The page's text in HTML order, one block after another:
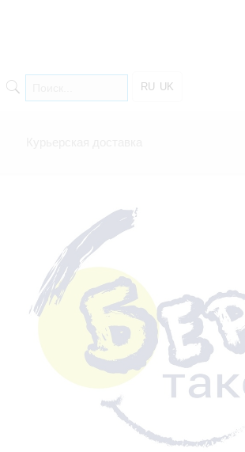
RU UK